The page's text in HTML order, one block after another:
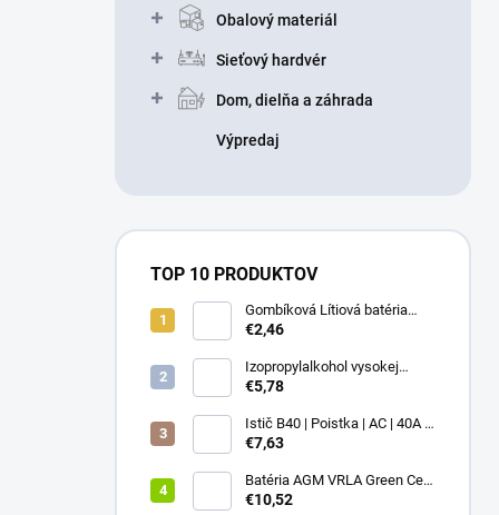
Obalový materiál
Sieťový hardvér
Dom, dielňa a záhrada
Výpredaj
TOP 10 PRODUKTOV
Gombíková Lítiová batéria
€2,46
Izopropylalkohol vysokej
čistoty IPA 99,9% 1000 ml –
prostriedok pre elektroniku a
optiku
€5,78
Istič B40 | Poistka | AC | 40A |
3P
€7,63
Batéria AGM VRLA Green Cell
12V 1.2Ah
€10,52